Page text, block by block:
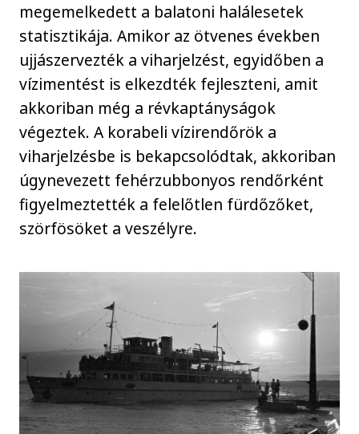
megemelkedett a balatoni halálesetek
statisztikája. Amikor az ötvenes években
ujjászervezték a viharjelzést, egyidőben a
vízimentést is elkezdték fejleszteni, amit
akkoriban még a révkaptányságok
végeztek. A korabeli vízirendőrök a
viharjelzésbe is bekapcsolódtak, akkoriban
úgynevezett fehérzubbonyos rendőrként
figyelmeztették a felelőtlen fürdőzőket,
szörfösöket a veszélyre.